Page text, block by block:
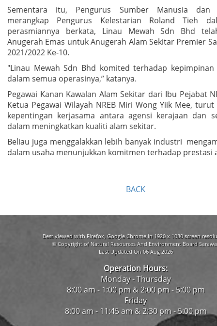
Sementara itu, Pengurus Sumber Manusia dan
merangkap Pengurus Kelestarian Roland Tieh
perasmiannya berkata, Linau Mewah Sdn Bhd
Anugerah Emas untuk Anugerah Alam Sekitar Premier
2021/2022 Ke-10.
"Linau Mewah Sdn Bhd komited terhadap
dalam semua operasinya,” katanya.
Pegawai Kanan Kawalan Alam Sekitar dari Ibu Pejabat
Ketua Pegawai Wilayah NREB Miri Wong Yiik Mee,
kepentingan kerjasama antara agensi kerajaan dan
dalam meningkatkan kualiti alam sekitar.
Beliau juga menggalakkan lebih banyak industri
dalam usaha menunjukkan komitmen terhadap prestasi
BACK
Best viewed with Firefox, Google Chrome in 1920 x 1080 screen
© Copyright of Natural Resources And Environment Board
Last Updated On 06 Aug 2026
Operation Hours:
Monday - Thursday
8:00 am - 1:00 pm & 2:00 pm - 5:00 pm
Friday
8:00 am - 11:45 am & 2:30 pm - 5:00 pm